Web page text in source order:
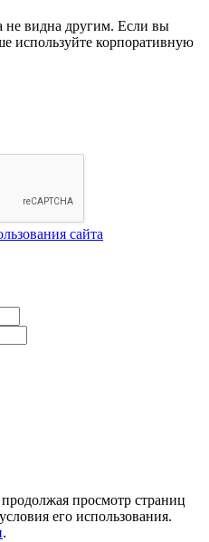
не видна другим. Если вы
используйте корпоративную
сайта
просмотр страниц
его использования.
.